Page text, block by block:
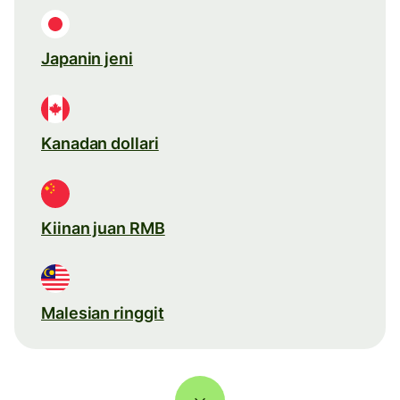
Japanin jeni
Kanadan dollari
Kiinan juan RMB
Malesian ringgit